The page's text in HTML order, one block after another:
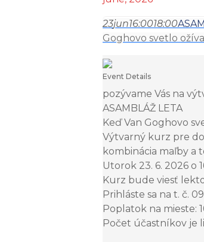
23jun16:0018:00
Goghovo svetlo
Event Details
pozývame Vás na
ASAMBLÁŽ LETA
Keď Van Goghovo
Výtvarný kurz pre
kombinácia maľby
Utorok 23. 6. 2026 o
Kurz bude viesť
Prihláste sa na t. č.
Poplatok na mieste:
Počet účastníkov je